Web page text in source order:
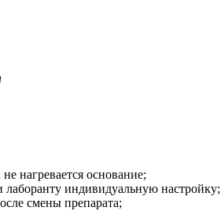
нагревается основание;
лаборанту индивидуальную настройку;
смены препарата;